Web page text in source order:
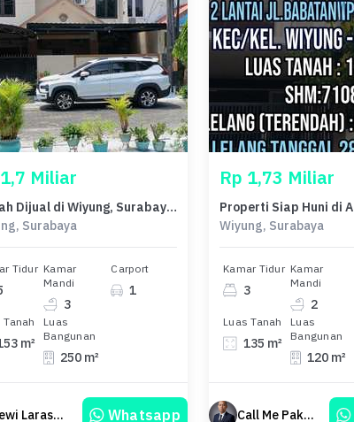
Miliar
Rumah Dijual di Wiyung, Surabaya, LB 250m², Harga Terbaik!
Surabaya
Tidur Kamar
Mandi
3
Carport
1
Tanah
m²
Luas
Bangunan
250 m²
Dewi Laraswati Whatsapp
Rp 1,73 Miliar
Wiyung, Surabaya
Kamar Tidur
3
Kamar
Mandi
2
Luas Tanah
135 m²
Luas
Bangunan
120 m²
Call Me Pak Tri